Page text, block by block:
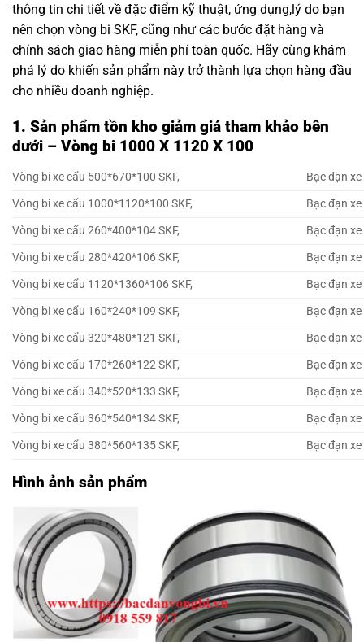
thông tin chi tiết về đặc điểm kỹ thuật, ứng dụng,lý do bạn
nên chọn vòng bi SKF, cũng như các bước đặt hàng và
chính sách giao hàng miễn phí toàn quốc. Hãy cùng khám
phá lý do khiến sản phẩm này trở thành lựa chọn hàng đầu
cho nhiều doanh nghiệp.
1. Sản phẩm tồn kho giảm giá tham khảo bên
dưới – Vòng bi 1000 X 1120 X 100
Vòng bi xe cẩu 500*670*100 SKF,
Bạc đạn
Vòng bi xe cẩu 1000*1120*100 SKF,
Bạc đạn
Vòng bi xe cẩu 260*400*104 SKF,
Bạc đạn
Vòng bi xe cẩu 280*420*106 SKF,
Bạc đạn
Vòng bi xe cẩu 1120*1360*106 SKF,
Bạc đạn
Vòng bi xe cẩu 160*240*109 SKF,
Bạc đạn
Vòng bi xe cẩu 320*480*121 SKF,
Bạc đạn
Vòng bi xe cẩu 170*260*122 SKF,
Bạc đạn
Vòng bi xe cẩu 340*520*133 SKF,
Bạc đạn
Vòng bi xe cẩu 360*540*134 SKF,
Bạc đạn
Vòng bi xe cẩu 380*560*135 SKF,
Bạc đạn
Hình ảnh sản phẩm